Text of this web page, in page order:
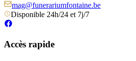
mag@funerariumfontaine.be
Disponible 24h/24 et 7j/7
Accès rapide